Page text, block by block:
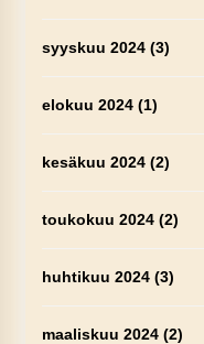
syyskuu 2024(3)
elokuu 2024(1)
kesäkuu 2024(2)
toukokuu 2024(2)
huhtikuu 2024(3)
maaliskuu 2024(2)